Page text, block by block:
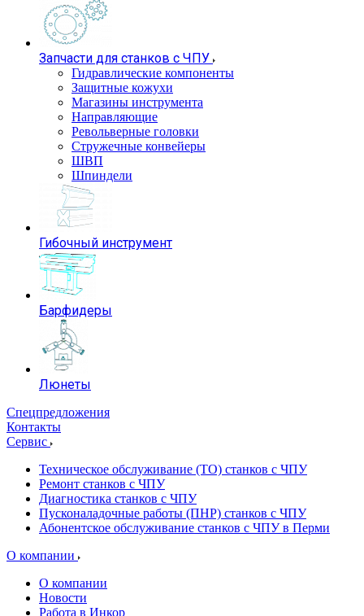
Запчасти для станков с ЧПУ
Гидравлические компоненты
Защитные кожухи
Магазины инструмента
Направляющие
Револьверные головки
Стружечные конвейеры
ШВП
Шпиндели
Гибочный инструмент
Барфидеры
Люнеты
Спецпредложения
Контакты
Сервис
Техническое обслуживание (ТО) станков с ЧПУ
Ремонт станков с ЧПУ
Диагностика станков с ЧПУ
Пусконаладочные работы (ПНР) станков с ЧПУ
Абонентское обслуживание станков с ЧПУ в Перми
О компании
О компании
Новости
Работа в Инкор